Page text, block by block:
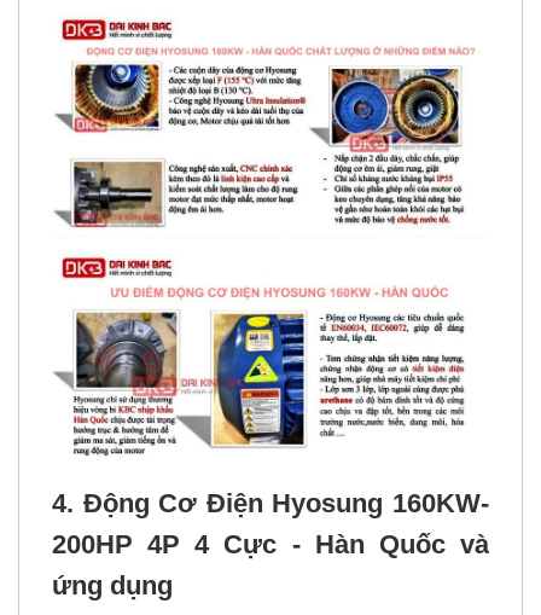
4. Động Cơ Điện Hyosung 160KW-
200HP 4P 4 Cực - Hàn Quốc và
ứng dụng